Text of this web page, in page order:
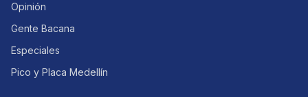
Opinión
Gente Bacana
Especiales
Pico y Placa Medellín